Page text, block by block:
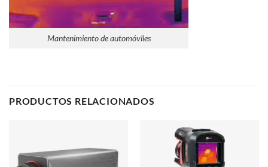
Mantenimiento de automóviles
PRODUCTOS RELACIONADOS